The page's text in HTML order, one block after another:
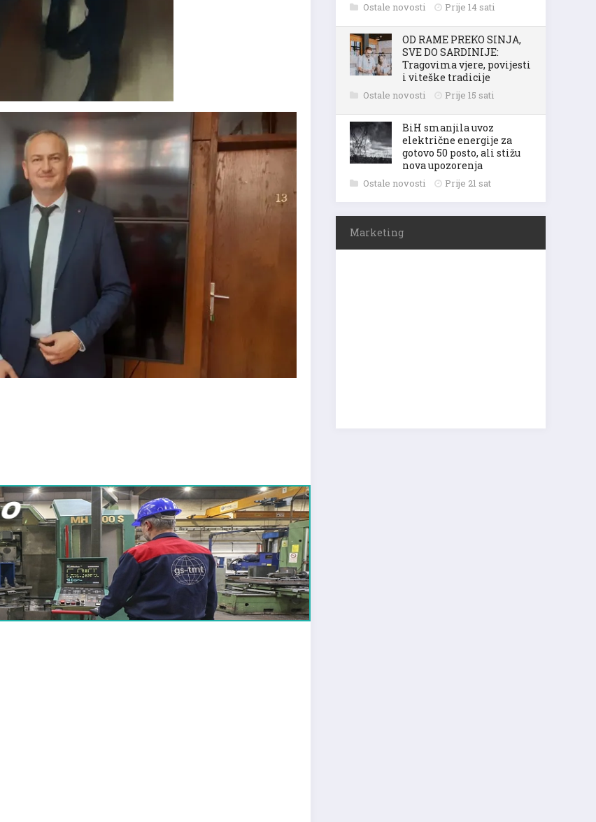
Ostale novosti Prije 14 sati
OD RAME PREKO SINJA,
SVE DO SARDINIJE:
Tragovima vjere, povijesti
i viteške tradicije
Ostale novosti Prije 15 sati
BiH smanjila uvoz
električne energije za
gotovo 50 posto, ali stižu
nova upozorenja
Ostale novosti Prije 21 sat
Marketing